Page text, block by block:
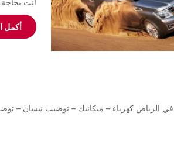
أنت
أكمل
في الرياض كهرباء – ميكانيك – توضيب نيسان